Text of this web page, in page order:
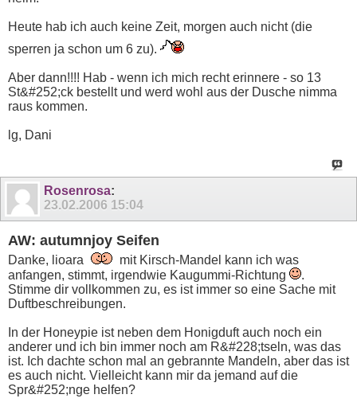
Heute hab ich auch keine Zeit, morgen auch nicht (die
sperren ja schon um 6 zu).
Aber dann!!!! Hab - wenn ich mich recht erinnere - so 13
St&#252;ck bestellt und werd wohl aus der Dusche nimma
raus kommen.
lg, Dani
Rosenrosa:
23.02.2006 15:04
AW: autumnjoy Seifen
Danke, lioara
mit Kirsch-Mandel kann ich was
anfangen, stimmt, irgendwie Kaugummi-Richtung
.
Stimme dir vollkommen zu, es ist immer so eine Sache mit
Duftbeschreibungen.
In der Honeypie ist neben dem Honigduft auch noch ein
anderer und ich bin immer noch am R&#228;tseln, was das
ist. Ich dachte schon mal an gebrannte Mandeln, aber das ist
es auch nicht. Vielleicht kann mir da jemand auf die
Spr&#252;nge helfen?